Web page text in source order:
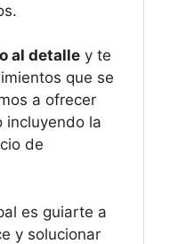
al detalle y te
que se
a ofrecer
incluyendo la
de
es guiarte a
y solucionar